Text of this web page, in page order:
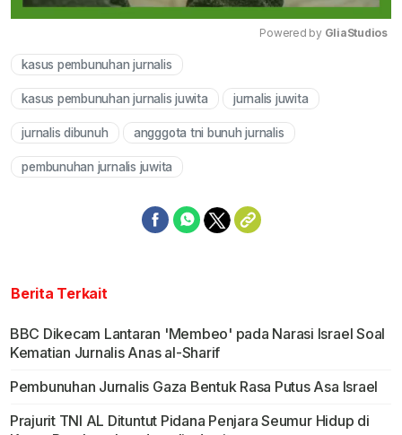
Powered by GliaStudios
kasus pembunuhan jurnalis
kasus pembunuhan jurnalis juwita jurnalis juwita
jurnalis dibunuh angggota tni bunuh jurnalis
pembunuhan jurnalis juwita
Berita Terkait
BBC Dikecam Lantaran 'Membeo' pada Narasi Israel Soal
Kematian Jurnalis Anas al-Sharif
Pembunuhan Jurnalis Gaza Bentuk Rasa Putus Asa Israel
Prajurit TNI AL Dituntut Pidana Penjara Seumur Hidup di